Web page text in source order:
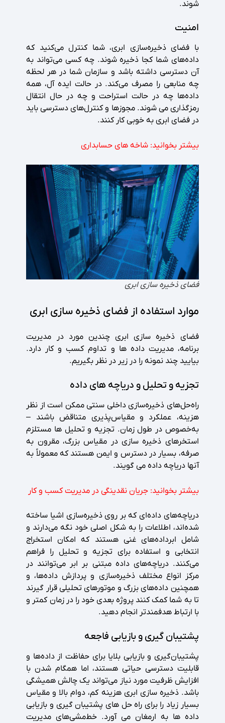
شوند.
امنیت
با فضای ذخیره‌سازی ابری، شما کنترل می‌کنید که
داده‌های شما کجا ذخیره شوند. چه کسی می‌تواند به
آن دسترسی داشته باشد و سازمان شما در هر لحظه
چه منابعی را مصرف می‌کند. در حالت ایده آل، همه
داده‌ها چه در حالت استراحت و چه در حال انتقال
رمزگذاری می شوند. مجوزها و کنترل‌های دسترسی باید
در فضای ابری به خوبی کار کنند.
بیشتر بخوانید:شاخه های حسابداری
فضای ذخیره سازی ابری
موارد استفاده از فضای ذخیره سازی ابری
فضای ذخیره سازی ابری چندین مورد در مدیریت
برنامه، مدیریت داده ها و تداوم کسب و کار دارد.
بیایید چند نمونه را در زیر در نظر بگیریم.
تجزیه و تحلیل و دریاچه های داده
راه‌حل‌های ذخیره‌سازی داخلی سنتی ممکن است از نظر
هزینه، عملکرد و مقیاس‌پذیری متناقض باشند –
به‌خصوص در طول زمان. تجزیه و تحلیل ها مستلزم
استخرهای ذخیره سازی در مقیاس بزرگ، مقرون به
صرفه، بسیار در دسترس و ایمن هستند که معمولاً به
آنها دریاچه داده می گویند.
بیشتر بخوانید:جریان نقدینگی در مدیریت کسب و کار
دریاچه‌های داده‌ای که بر روی ذخیره‌سازی اشیا ساخته
شده‌اند، اطلاعات را به شکل اصلی خود نگه می‌دارند و
شامل ابرداده‌های غنی هستند که امکان استخراج
انتخابی و استفاده برای تجزیه و تحلیل را فراهم
می‌کنند. دریاچه‌های داده مبتنی بر ابر می‌توانند در
مرکز انواع مختلف ذخیره‌سازی و پردازش داده‌ها، و
همچنین داده‌های بزرگ و موتورهای تحلیلی قرار گیرند
تا به شما کمک کنند پروژه بعدی خود را در زمان کمتر و
با ارتباط هدفمندتر انجام دهید.
پشتیبان گیری و بازیابی فاجعه
پشتیبان‌گیری و بازیابی بلایا برای حفاظت از داده‌ها و
قابلیت دسترسی حیاتی هستند، اما همگام شدن با
افزایش ظرفیت مورد نیاز می‌تواند یک چالش همیشگی
باشد. ذخیره سازی ابری هزینه کم، دوام بالا و مقیاس
بسیار زیاد را برای راه حل های پشتیبان گیری و بازیابی
داده ها به ارمغان می آورد. خط‌مشی‌های مدیریت